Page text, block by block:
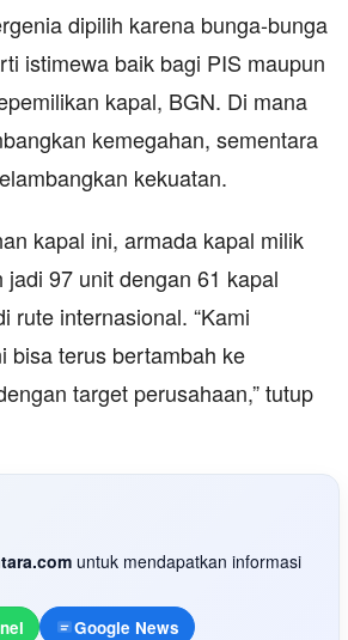
dipilih karena bunga-bunga
istimewa baik bagi PIS maupun
kapal, BGN. Di mana
kemegahan, sementara
kekuatan.
kapal ini, armada kapal milik
97 unit dengan 61 kapal
rute internasional. “Kami
bisa terus bertambah ke
target perusahaan,” tutup
untuk mendapatkan informasi
Google News